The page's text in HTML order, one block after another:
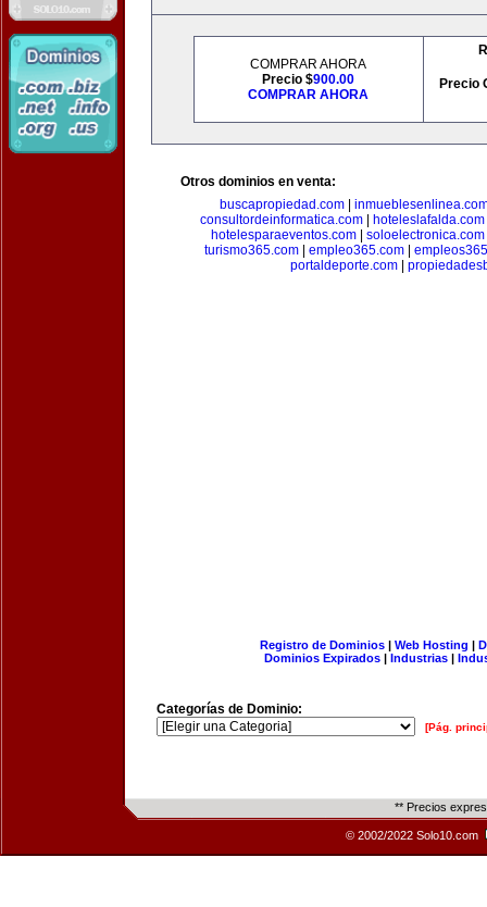
COMPRAR AHORA
Precio $900.00
COMPRAR AHORA
Precio
Otros dominios en venta:
buscapropiedad.com
consultordeinformatica.com| hoteleslafalda.com
hotelesparaeventos.com
soloelectronica.com
turismo365.com| empleo365.com|
portaldeporte.com|
Registro de Dominios| Web Hosting |
Dominios Expirados | Industrias |
Categorías de Dominio:
[Pág.
** Precios
© 2002/2022 Solo10.com